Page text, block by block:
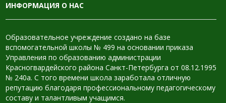
ИНФОРМАЦИЯ О НАС
Образовательное учреждение создано на базе
вспомогательной школы № 499 на основании приказа
Управления по образованию администрации
Красногвардейского района Санкт-Петербурга от 08.12.1995
№ 240а. С того времени школа заработала отличную
репутацию благодаря профессиональному педагогическому
составу и талантливым учащимся.